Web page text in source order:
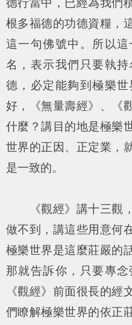
德行當中，已經為我們
根多福德的功德資糧，
這一句佛號中。所以
名，表示我們只要執
德，必定能夠到極樂
好，《無量壽經》、《
什麼？講目的地是極樂
世界的正因、正定業，
是一致的。
《觀經》講十三觀，
做不到，講這些用意何
極樂世界是這麼莊嚴的
那就告訴你，只要專
《觀經》前面很長的經
們瞭解極樂世界的依正